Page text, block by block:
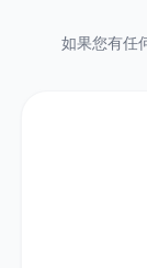
如果您有任